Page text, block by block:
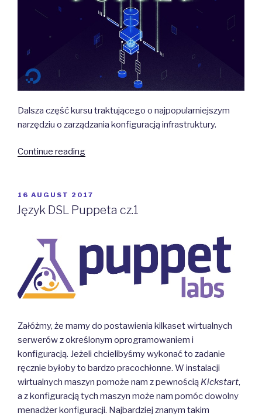
Dalsza część kursu traktującego o najpopularniejszym
narzędziu o zarządzania konfiguracją infrastruktury.
Continue reading“Język
cz.2”
POSTED
ON
16 AUGUST 2017
Język DSL Puppeta cz.1
Załóżmy, że mamy do postawienia kilkaset wirtualnych
serwerów z określonym oprogramowaniem i
konfiguracją. Jeżeli chcielibyśmy wykonać to zadanie
ręcznie byłoby to bardzo pracochłonne. W instalacji
wirtualnych maszyn pomoże nam z pewnością Kickstart,
a z konfiguracją tych maszyn może nam pomóc dowolny
menadżer konfiguracji. Najbardziej znanym takim